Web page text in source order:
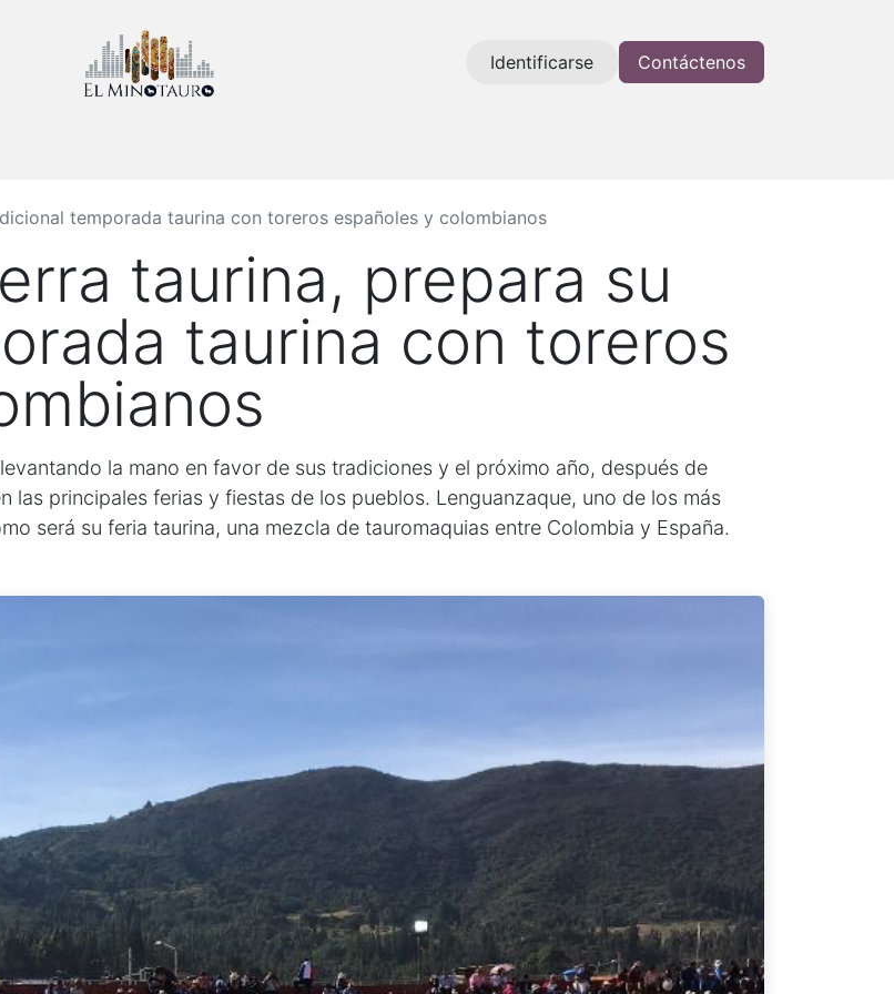
Identificarse Contáctenos
temporada taurina con toreros españoles y colombianos
taurina, prepara su
taurina con toreros
la mano en favor de sus tradiciones y el próximo año, después de
las principales ferias y fiestas de los pueblos. Lenguanzaque, uno de los más
será su feria taurina, una mezcla de tauromaquias entre Colombia y España.